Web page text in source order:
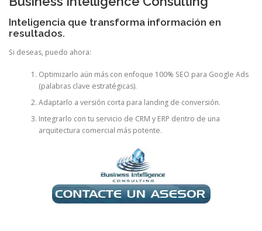
Inteligencia que transforma información en
resultados.
Si deseas, puedo ahora:
Optimizarlo aún más con enfoque 100% SEO para Google Ads
(palabras clave estratégicas).
Adaptarlo a versión corta para landing de conversión.
Integrarlo con tu servicio de CRM y ERP dentro de una
arquitectura comercial más potente.